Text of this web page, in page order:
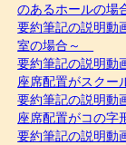
のあるホールの場
要約筆記の説明動
室の場合～
要約筆記の説明動
座席配置がスクー
要約筆記の説明動
座席配置がコの字
要約筆記の説明